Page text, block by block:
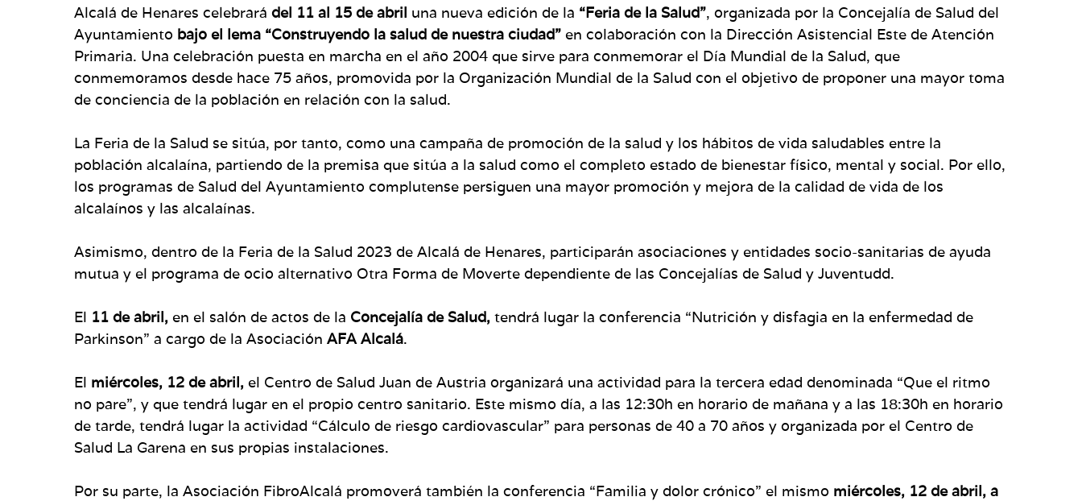
Alcalá de Henares celebrará del 11 al 15 de abril una nueva edición de la “Feria de la Salud”, organizada por la Concejalía de Salud del
Ayuntamiento bajo el lema “Construyendo la salud de nuestra ciudad” en colaboración con la Dirección Asistencial Este de Atención
Primaria. Una celebración puesta en marcha en el año 2004 que sirve para conmemorar el Día Mundial de la Salud, que
conmemoramos desde hace 75 años, promovida por la Organización Mundial de la Salud con el objetivo de proponer una mayor toma
de conciencia de la población en relación con la salud.
La Feria de la Salud se sitúa, por tanto, como una campaña de promoción de la salud y los hábitos de vida saludables entre la
población alcalaína, partiendo de la premisa que sitúa a la salud como el completo estado de bienestar físico, mental y social. Por ello,
los programas de Salud del Ayuntamiento complutense persiguen una mayor promoción y mejora de la calidad de vida de los
alcalaínos y las alcalaínas.
Asimismo, dentro de la Feria de la Salud 2023 de Alcalá de Henares, participarán asociaciones y entidades socio-sanitarias de ayuda
mutua y el programa de ocio alternativo Otra Forma de Moverte dependiente de las Concejalías de Salud y Juventudd.
El 11 de abril, en el salón de actos de la Concejalía de Salud, tendrá lugar la conferencia “Nutrición y disfagia en la enfermedad de
Parkinson” a cargo de la Asociación AFA Alcalá.
El miércoles, 12 de abril, el Centro de Salud Juan de Austria organizará una actividad para la tercera edad denominada “Que el ritmo
no pare”, y que tendrá lugar en el propio centro sanitario. Este mismo día, a las 12:30h en horario de mañana y a las 18:30h en horario
de tarde, tendrá lugar la actividad “Cálculo de riesgo cardiovascular” para personas de 40 a 70 años y organizada por el Centro de
Salud La Garena en sus propias instalaciones.
Por su parte, la Asociación FibroAlcalá promoverá también la conferencia “Familia y dolor crónico” el mismo miércoles, 12 de abril, a